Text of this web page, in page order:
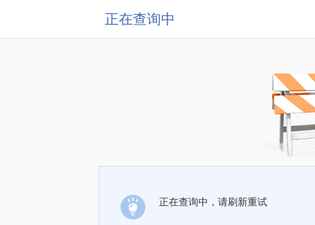
正在查询中
正在查询中，请刷新重试